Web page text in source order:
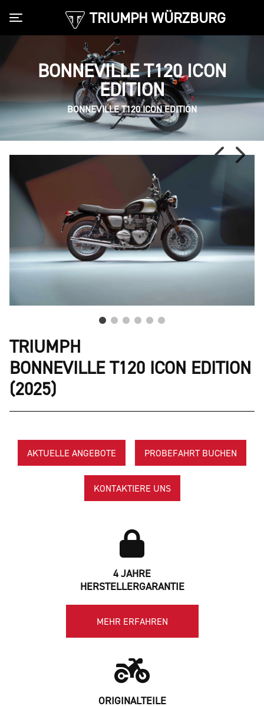
TRIUMPH WÜRZBURG
Toggle navigation
BONNEVILLE T120 ICON
EDITION
BONNEVILLE T120 ICON EDITION
TRIUMPH
BONNEVILLE T120 ICON EDITION
(2025)
PROBEFAHRT BUCHEN
AKTUELLE ANGEBOTE
KONTAKTIERE UNS
4 JAHRE
HERSTELLERGARANTIE
MEHR ERFAHREN
ORIGINALTEILE